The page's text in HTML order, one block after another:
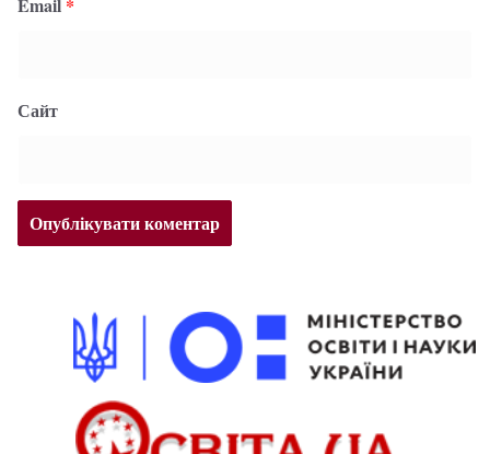
Сайт